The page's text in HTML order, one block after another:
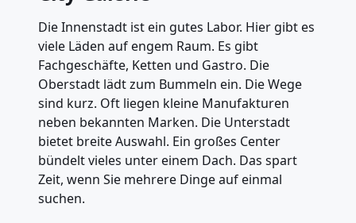
Die Innenstadt ist ein gutes Labor. Hier gibt es
viele Läden auf engem Raum. Es gibt
Fachgeschäfte, Ketten und Gastro. Die
Oberstadt lädt zum Bummeln ein. Die Wege
sind kurz. Oft liegen kleine Manufakturen
neben bekannten Marken. Die Unterstadt
bietet breite Auswahl. Ein großes Center
bündelt vieles unter einem Dach. Das spart
Zeit, wenn Sie mehrere Dinge auf einmal
suchen.